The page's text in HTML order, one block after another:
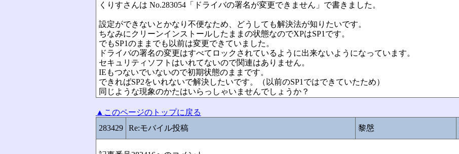
くりすさんは No.283054「ドライバの署名が変更できません」で書きました。
設定ができないとかなり不便なため、どうしても解決法が知りたいです。
ちなみにクリーンインストールしたままの状態なのでXPはSP1です。
でもSP1のままでも以前は変更できていました。
ドライバの署名の変更はすべてロックされているように出来ないようになっています。
セキュリティソフトはいれてないので関連はありません。
IEもつないでいないので初期状態のままです。
できればSP2をいれないで解決したいです。（以前のSP1ではできていたため）
同じような現象のかたはいらっしゃいませんでしょうか？
▲このページのトップに戻る
283429
Re:モバイル投稿 黎慇